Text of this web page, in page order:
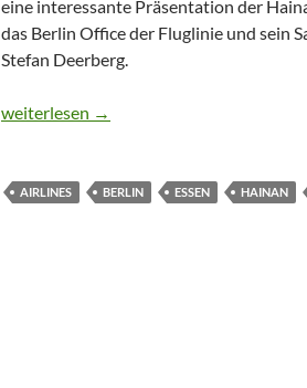
eine interessante Präsentation der
das Berlin Office der Fluglinie und sein
Stefan Deerberg.
CTOUR präsentiert: Mit Hainan Airlines
weiterlesen →
AIRLINES BERLIN ESSEN HAINAN